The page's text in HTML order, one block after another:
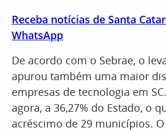
Receba notícias de Santa
WhatsApp
De acordo com o Sebrae, o
apurou também uma maior
empresas de tecnologia em
agora, a 36,27% do Estado, o
acréscimo de 29 municípios.